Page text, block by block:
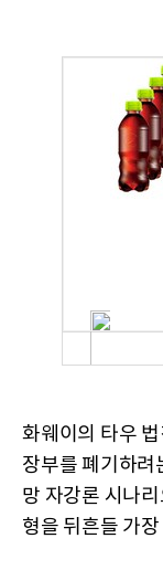
화웨이의 타우
장부를 폐기하려
망 자강론 시나
형을 뒤흔들 가